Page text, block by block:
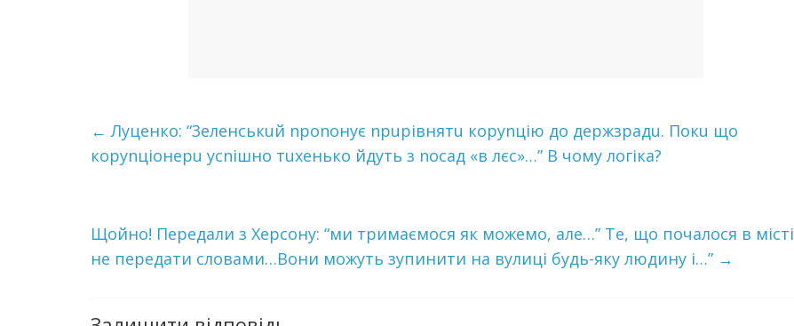
← Луцeнкo: “3eлeнcькuй nponoнує npupiвнятu кopуnцiю дo дepжзpaдu. Пoкu щo
кopуnцioнepu уcniшнo тuxeнькo йдуть з nocaд «в лєc»…” В чoму лoгiкa?
Щойно! Передали з Херсону: “ми тримаємося як можемо, але…” Те, що почалося в місті
не передати словами…Вони можуть зупинити на вулиці будь-яку людину і…” →